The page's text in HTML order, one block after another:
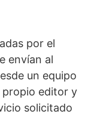
por el
envían al
un equipo
editor y
solicitado